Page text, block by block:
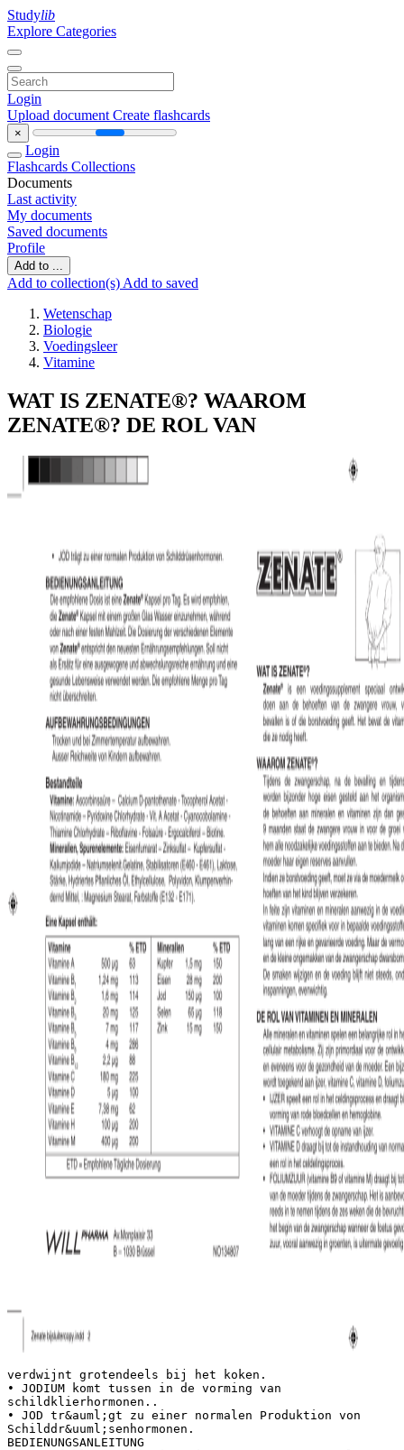
Studylib
Explore Categories
Login
Upload document Create flashcards
×
Login
Flashcards Collections
Documents
Last activity
My documents
Saved documents
Profile
Add to ...
Add to collection(s) Add to saved
Wetenschap
Biologie
Voedingsleer
Vitamine
WAT IS ZENATE®? WAAROM
ZENATE®? DE ROL VAN
verdwijnt grotendeels bij het koken.
• JODIUM komt tussen in de vorming van
schildklierhormonen..
• JOD tr&auml;gt zu einer normalen Produktion von
Schilddr&uuml;senhormonen.
BEDIENUNGSANLEITUNG